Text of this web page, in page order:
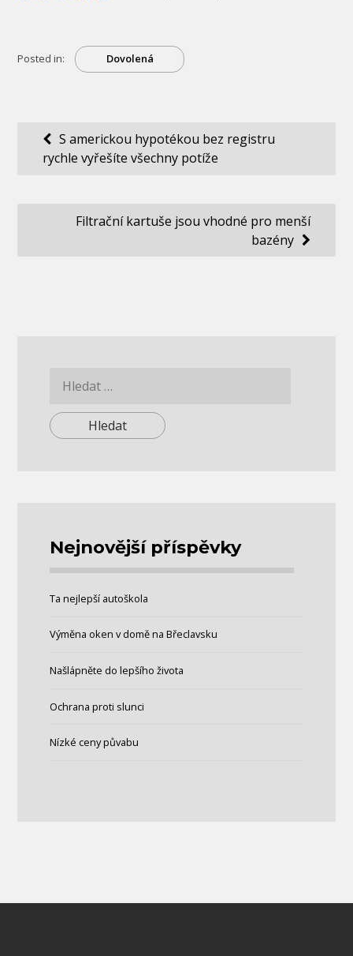
Posted in: Dovolená
Navigace
pro
S americkou hypotékou bez registru
rychle vyřešíte všechny potíže
Filtrační kartuše jsou vhodné pro menší
bazény
Nejnovější příspěvky
Ta nejlepší autoškola
Výměna oken v domě na Břeclavsku
Našlápněte do lepšího života
Ochrana proti slunci
Nízké ceny půvabu